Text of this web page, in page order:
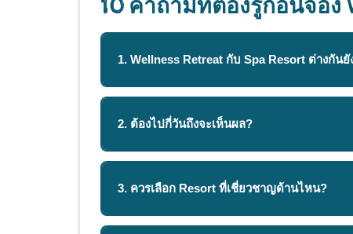
10 คำถามที่ต้องรู้ก่อนจอง
1. Wellness Retreat กับ Spa Resort ต่างกันยั
2. ต้องไปกี่วันถึงจะเห็นผล?
3. ควรเลือก Resort ที่เชี่ยวชาญด้านไหน?